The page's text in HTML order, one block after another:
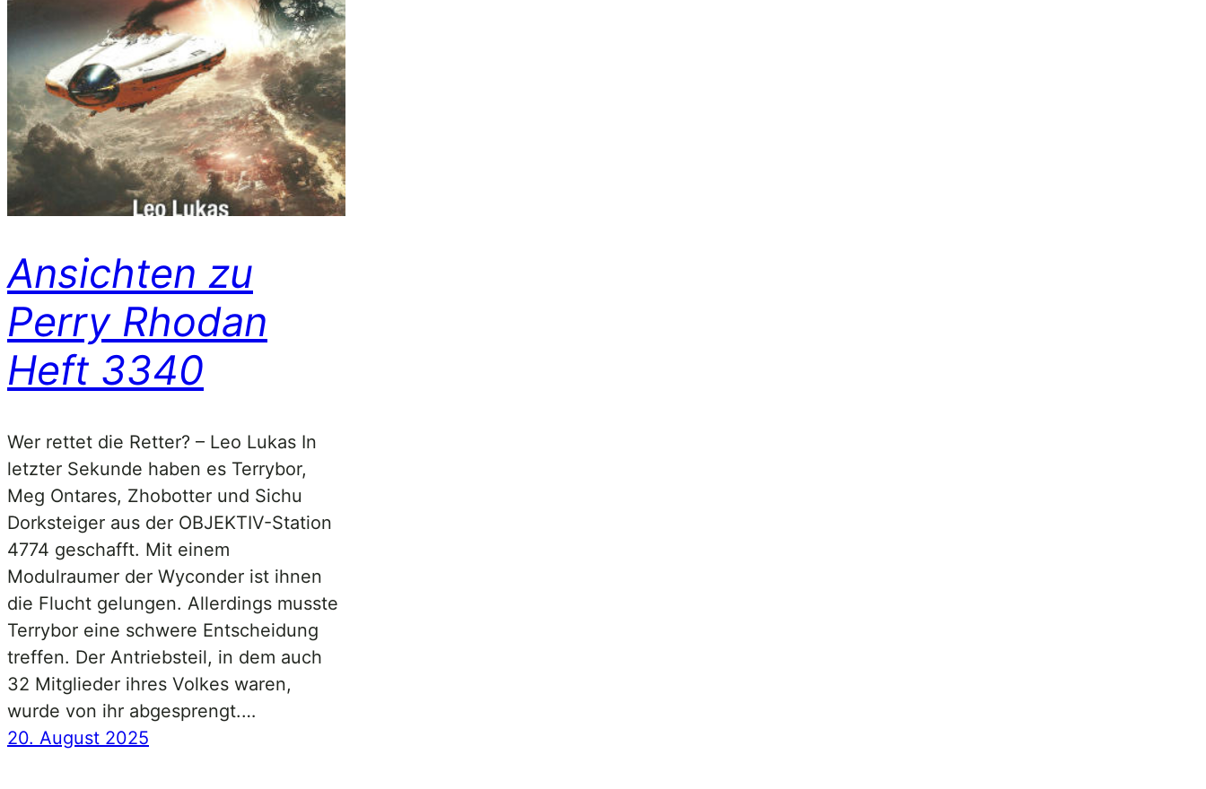
Ansichten zu
Perry Rhodan
Heft 3340
Wer rettet die Retter? – Leo Lukas In
letzter Sekunde haben es Terrybor,
Meg Ontares, Zhobotter und Sichu
Dorksteiger aus der OBJEKTIV-Station
4774 geschafft. Mit einem
Modulraumer der Wyconder ist ihnen
die Flucht gelungen. Allerdings musste
Terrybor eine schwere Entscheidung
treffen. Der Antriebsteil, in dem auch
32 Mitglieder ihres Volkes waren,
wurde von ihr abgesprengt.…
20. August 2025